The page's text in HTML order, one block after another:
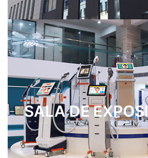
SALA DE